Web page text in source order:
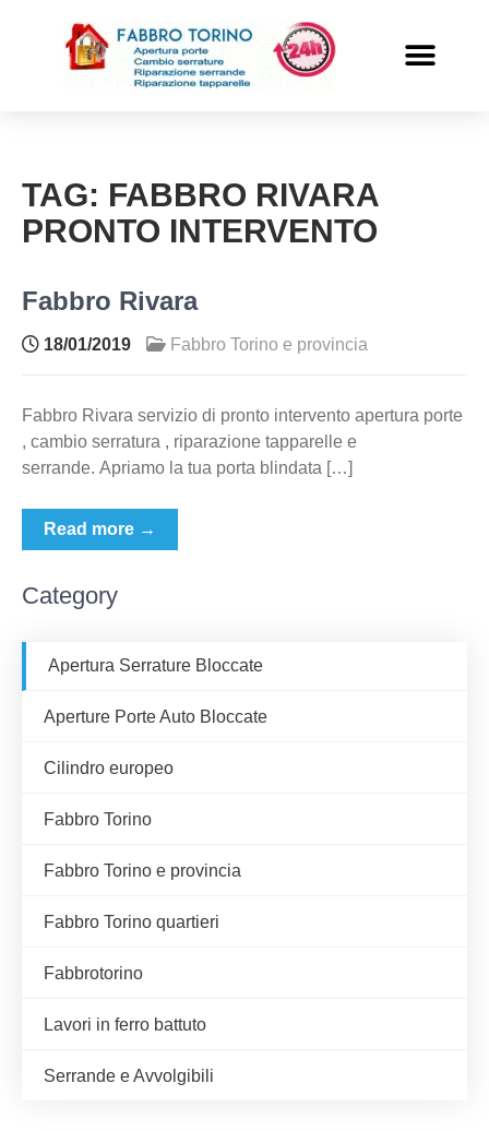
TAG: FABBRO RIVARA
PRONTO INTERVENTO
Fabbro Rivara
18/01/2019 Fabbro Torino e provincia
Fabbro Rivara servizio di pronto intervento apertura porte
, cambio serratura , riparazione tapparelle e
serrande. Apriamo la tua porta blindata […]
Read more →
Category
Apertura Serrature Bloccate
Aperture Porte Auto Bloccate
Cilindro europeo
Fabbro Torino
Fabbro Torino e provincia
Fabbro Torino quartieri
Fabbrotorino
Lavori in ferro battuto
Serrande e Avvolgibili